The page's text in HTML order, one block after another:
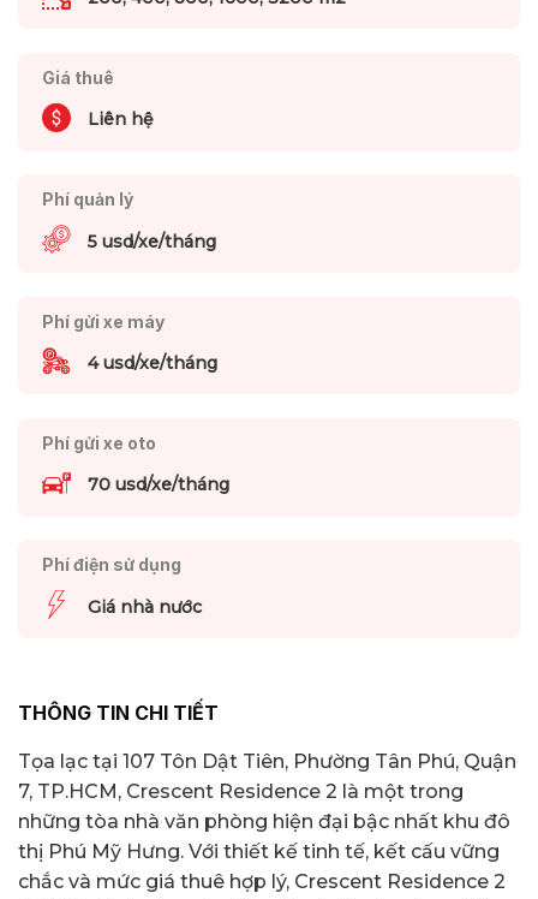
Giá thuê
Liên hệ
Phí quản lý
5 usd/xe/tháng
Phí gửi xe máy
4 usd/xe/tháng
Phí gửi xe oto
70 usd/xe/tháng
Phí điện sử dụng
Giá nhà nước
THÔNG TIN CHI TIẾT
Tọa lạc tại 107 Tôn Dật Tiên, Phường Tân Phú, Quận
7, TP.HCM, Crescent Residence 2 là một trong
những tòa nhà văn phòng hiện đại bậc nhất khu đô
thị Phú Mỹ Hưng. Với thiết kế tinh tế, kết cấu vững
chắc và mức giá thuê hợp lý, Crescent Residence 2